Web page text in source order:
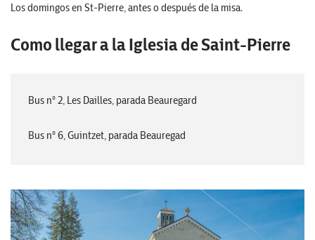
Los domingos en St-Pierre, antes o después de la misa.
Como llegar a la Iglesia de Saint-Pierre
Bus n° 2, Les Dailles, parada Beauregard
Bus n° 6, Guintzet, parada Beauregad